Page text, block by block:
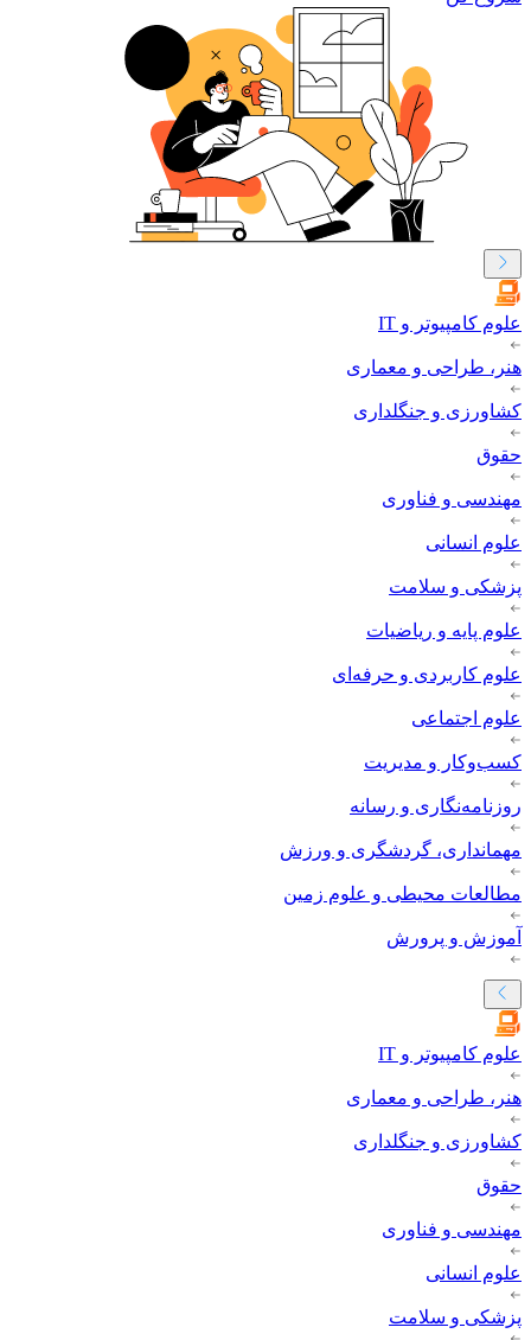
علوم کامپیوتر و IT
هنر، طراحی و معماری
کشاورزی و جنگلداری
حقوق
مهندسی و فناوری
علوم انسانی
پزشکی و سلامت
علوم پایه و ریاضیات
علوم کاربردی و حرفه‌ای
علوم اجتماعی
کسب‌وکار و مدیریت
روزنامه‌نگاری و رسانه
مهمانداری، گردشگری و ورزش
مطالعات محیطی و علوم زمین
آموزش و پرورش
علوم کامپیوتر و IT
هنر، طراحی و معماری
کشاورزی و جنگلداری
حقوق
مهندسی و فناوری
علوم انسانی
پزشکی و سلامت